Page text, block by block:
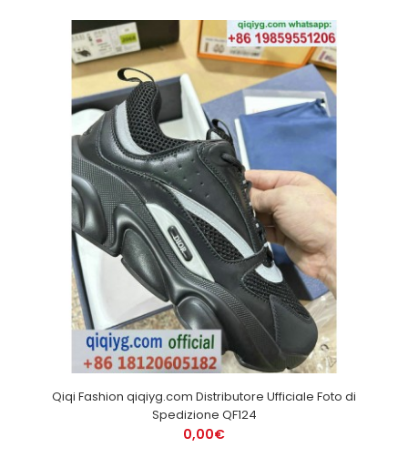
Qiqi Fashion qiqiyg.com Distributore Ufficiale Foto di
Spedizione QF124
0,00€